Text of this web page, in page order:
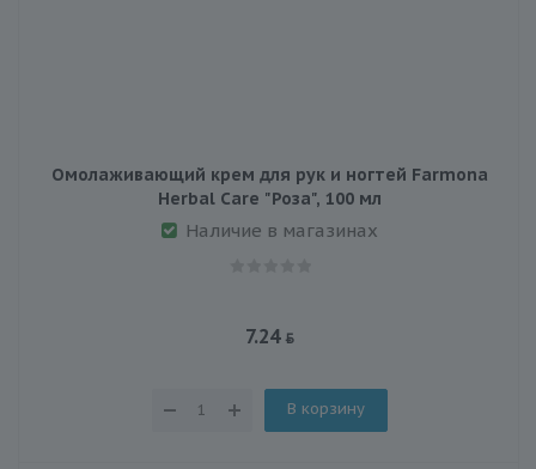
Омолаживающий крем для рук и ногтей Farmona
Herbal Care "Роза", 100 мл
Наличие в магазинах
7.24
В корзину